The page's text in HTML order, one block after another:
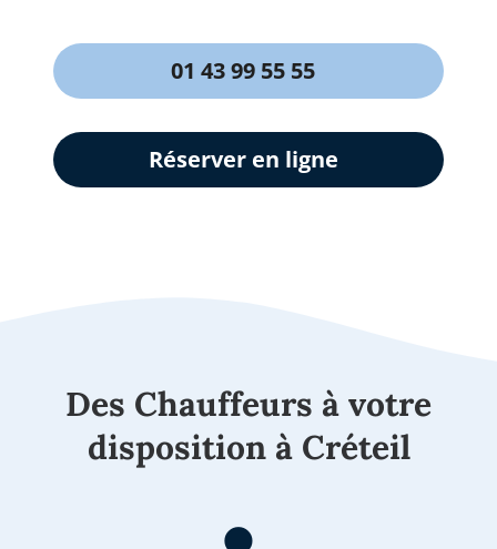
01 43 99 55 55
Réserver en ligne
Des Chauffeurs à votre
disposition à Créteil